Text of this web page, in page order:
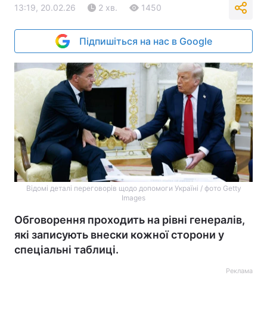
13:19, 20.02.26 2 хв. 1450
Підпишіться на нас в Google
Відомі деталі переговорів щодо допомоги Україні / фото Getty
Images
Обговорення проходить на рівні генералів,
які записують внески кожної сторони у
спеціальні таблиці.
Реклама